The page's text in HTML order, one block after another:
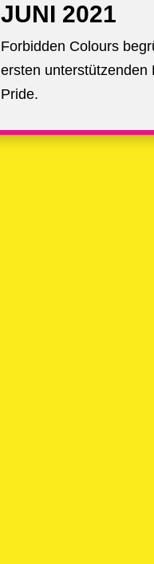
JUNI 2021
Forbidden Colours
ersten unterstützenden
Pride.